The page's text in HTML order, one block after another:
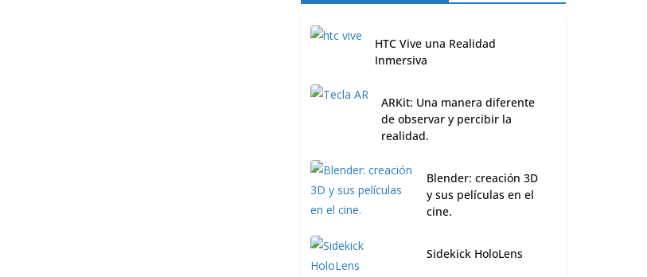
HTC Vive una Realidad
Inmersiva
ARKit: Una manera diferente
de observar y percibir la
realidad.
Blender: creación 3D
y sus películas en el
cine.
Sidekick HoloLens